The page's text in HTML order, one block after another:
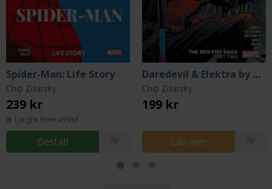
Spider-Man: Life Story
Chip Zdarsky
239 kr
Längre leveranstid
Beställ
Daredevil & Elektra by Chip Zdarsky Vol. 2: The Red Fist Saga Part Two
Chip Zdarsky
199 kr
Läs mer